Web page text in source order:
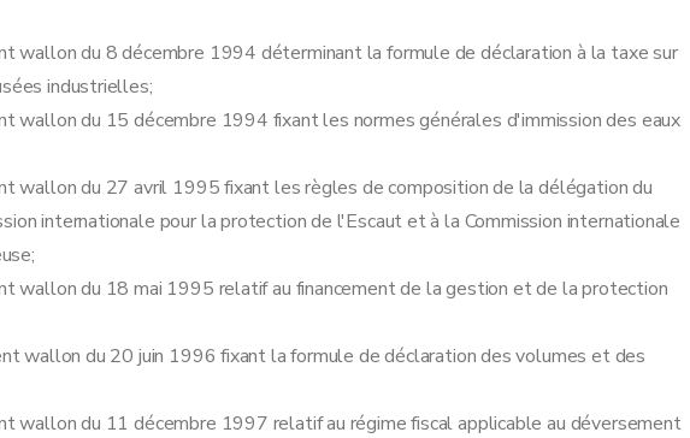
wallon du 8 décembre 1994 déterminant la formule de déclaration à la taxe sur
industrielles;
wallon du 15 décembre 1994 fixant les normes générales d'immission des eaux
wallon du 27 avril 1995 fixant les règles de composition de la délégation du
internationale pour la protection de l'Escaut et à la Commission internationale
wallon du 18 mai 1995 relatif au financement de la gestion et de la protection
wallon du 20 juin 1996 fixant la formule de déclaration des volumes et des
wallon du 11 décembre 1997 relatif au régime fiscal applicable au déversement